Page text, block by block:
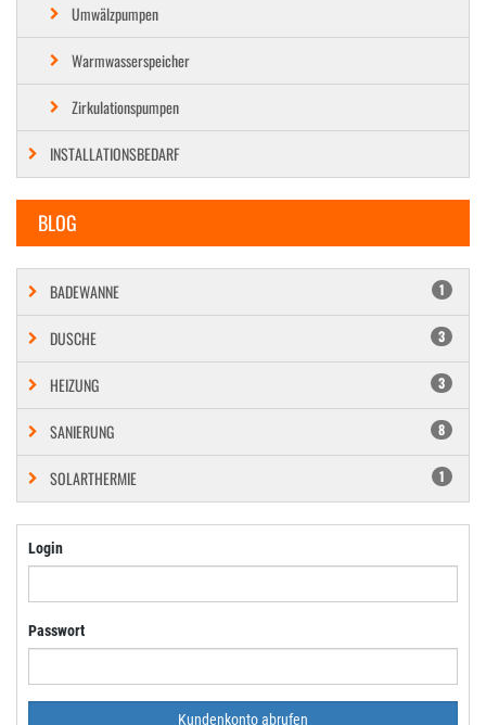
Umwälzpumpen
Warmwasserspeicher
Zirkulationspumpen
INSTALLATIONSBEDARF
BLOG
BADEWANNE 1
DUSCHE 3
HEIZUNG 3
SANIERUNG 8
SOLARTHERMIE 1
Login
Passwort